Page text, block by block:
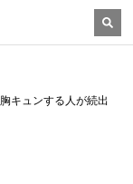
キュンする人が続出